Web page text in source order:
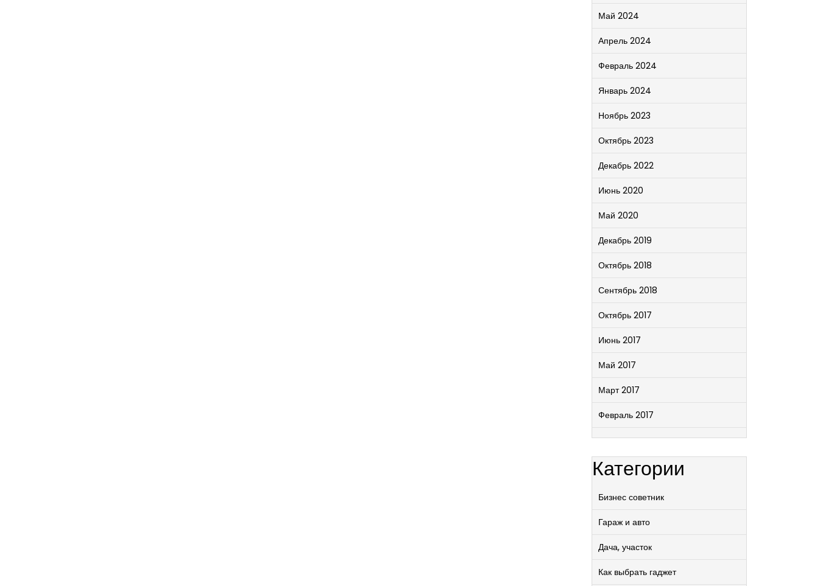
Май 2024
Апрель 2024
Февраль 2024
Январь 2024
Ноябрь 2023
Октябрь 2023
Декабрь 2022
Июнь 2020
Май 2020
Декабрь 2019
Октябрь 2018
Сентябрь 2018
Октябрь 2017
Июнь 2017
Май 2017
Март 2017
Февраль 2017
Категории
Бизнес советник
Гараж и авто
Дача, участок
Как выбрать гаджет